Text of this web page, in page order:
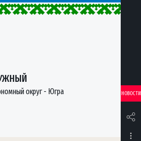
округ - Югра НОВОСТИ